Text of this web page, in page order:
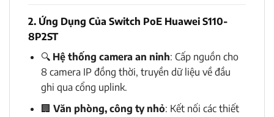
2. Ứng Dụng Của Switch PoE Huawei S110-
8P2ST
🔍 Hệ thống camera an ninh: Cấp nguồn cho
8 camera IP đồng thời, truyền dữ liệu về đầu
ghi qua cổng uplink.
🏢 Văn phòng, công ty nhỏ: Kết nối các thiết